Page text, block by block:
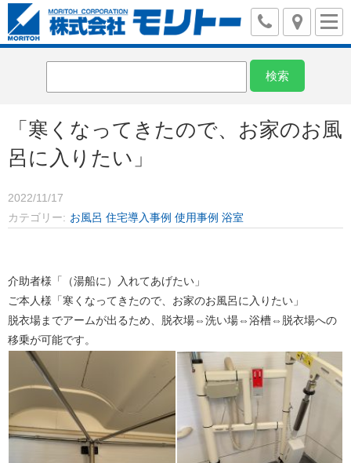
「寒くなってきたので、お家のお風
呂に入りたい」
2022/11/17
カテゴリー
お風呂 住宅導入事例 使用事例 浴室
介助者様「（湯船に）入れてあげたい」
ご本人様「寒くなってきたので、お家のお風呂に入りたい」
脱衣場までアームが出るため、脱衣場⇔洗い場⇔浴槽⇔脱衣場への
移乗が可能です。